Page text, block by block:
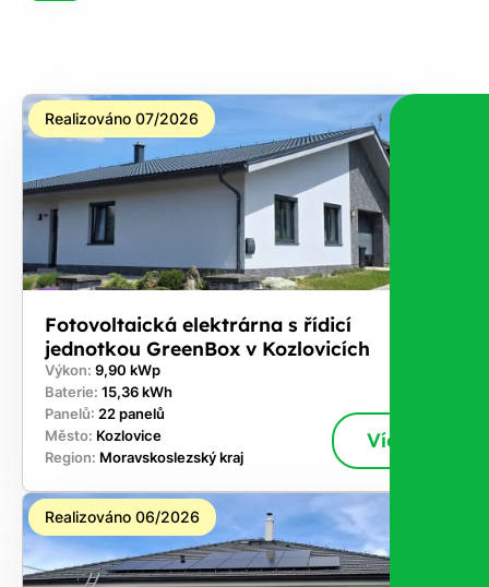
Realizováno 07/2026
Fotovoltaická elektrárna s řídicí
jednotkou GreenBox v Kozlovicích
Výkon: 9,90 kWp
Baterie: 15,36 kWh
Panelů: 22 panelů
Město: Kozlovice
Region: Moravskoslezský kraj
Více
Realizováno 06/2026